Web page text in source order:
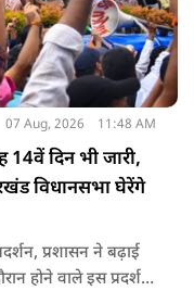
07 Aug, 2026 11:48 AM
14वें दिन भी जारी,
विधानसभा घेरेंगे